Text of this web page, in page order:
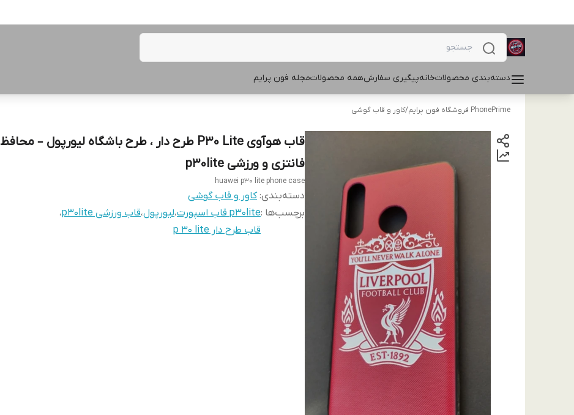
دسته‌بندی محصولاتخانهپیگیری سفارشهمه محصولاتمجله فون پرایم
PhonePrime فروشگاه فون پرایم /کاور و قاب گوشی
قاب هوآوی P30 Lite طرح دار ، طرح باشگاه لیورپول – محافظ
فانتزی و ورزشی p30lite
huawei p30 lite phone case
دسته‌بندی:کاور و قاب گوشی
برچسب‌ها :p30lite قاب اسپورت ،لیورپول،قاب ورزشی p30lite
،
قاب طرح دار p 30 lite